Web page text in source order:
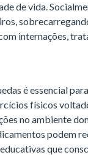
de vida.
internações,
é essencial
físicos
no ambiente
podem
que